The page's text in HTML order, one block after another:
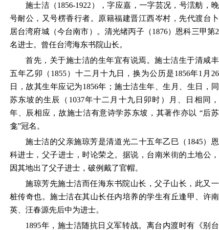
施士洁（1856-1922），字应嘉，一字芸况，号澐舫，晚
号耐公，又号楞香行者。原籍福建晋江西岑村，先代渡台卜
居台湾府城（今台南市）。清光绪丙子（1876）恩科三甲第2
名进士。曾任台湾海东书院山长。
首先，关于施士洁的生年宜有说焉。施士洁生于清咸丰
五年乙卯（ 1855）十二月十九日，换为公历是1856年1月26
日，故其生年应记为1856年；施士洁生年、生月、生日，同
苏东坡的生辰（1037年十二月十九日卯时）月、日相同，
年、辰相应，故施士洁有意诗学苏东坡，其著作亦以 “后苏
龛”冠名。
施士洁的父亲施琼芳是清道光二十五年乙巳（ 1845）恩
科进士，父子进士，时论荣之。据说，台南米街的土地公，
因其地出了父子进士，破例戴了官帽。
施琼芳先施士洁而任海东书院山长，父子山长，此又一
桩传奇也。施士洁在其山长任内培养的学生有丘逢甲、许南
英、汪春源先后中为进士。
1895年，施士洁随抗日义军转战。离台内渡时有《别台